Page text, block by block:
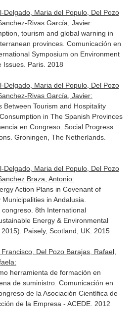
Delgado, Maria del Populo, Del Pozo
Rivas García, Javier:
tourism and global warning in
provinces. Comunicación en
Symposium on Environment
Issues. Paris. 2018
Delgado, Maria del Populo, Del Pozo
Rivas García, Javier:
Between Tourism and Hospitality
in The Spanish Provinces
en Congreso. Social Progress
Groningen, The Netherlands.
Delgado, Maria del Populo, Del Pozo
Braza, Antonio:
Action Plans in Covenant of
in Andalusia.
8th International
Energy & Environmental
Paisely, Scotland, UK. 2015
Del Pozo Barajas, Rafael,
herramienta de formación en
de suministro. Comunicación en
de la Asociación Científica de
de la Empresa - ACEDE. 2012